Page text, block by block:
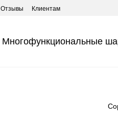
Отзывы Клиентам
Многофункциональные